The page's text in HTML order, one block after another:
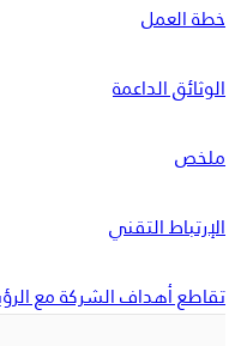
خطة العمل
الوثائق الداعمة
ملخص
الإرتباط التقني
تقاطع أهداف الشركة مع